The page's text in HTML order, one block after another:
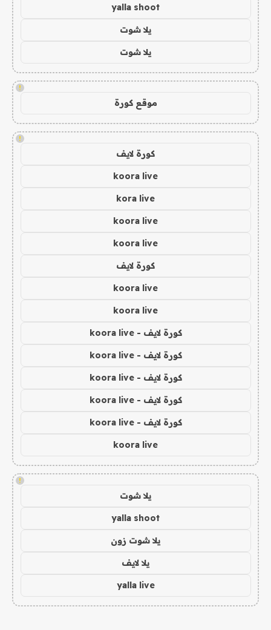
yalla shoot
يلا شوت
يلا شوت
!
موقع كورة
!
كورة لايف
koora live
kora live
koora live
koora live
كورة لايف
koora live
koora live
كورة لايف - koora live
كورة لايف - koora live
كورة لايف - koora live
كورة لايف - koora live
كورة لايف - koora live
koora live
!
يلا شوت
yalla shoot
يلا شوت زون
يلا لايف
yalla live